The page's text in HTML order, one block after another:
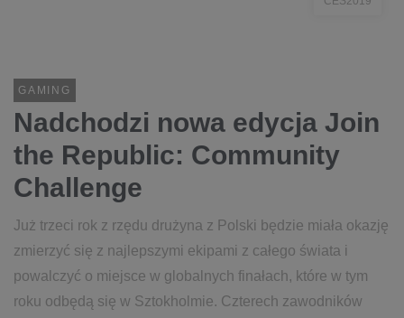
GAMING
Nadchodzi nowa edycja Join
the Republic: Community
Challenge
Już trzeci rok z rzędu drużyna z Polski będzie miała okazję
zmierzyć się z najlepszymi ekipami z całego świata i
powalczyć o miejsce w globalnych finałach, które w tym
roku odbędą się w Sztokholmie. Czterech zawodników